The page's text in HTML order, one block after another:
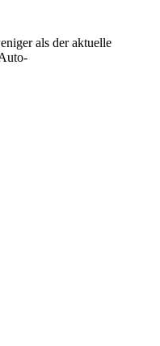
als der aktuelle